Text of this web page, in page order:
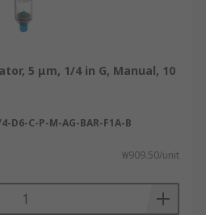
5 μm, 1/4 in G, Manual, 10
D6-C-P-M-AG-BAR-F1A-B
₩909.50/unit